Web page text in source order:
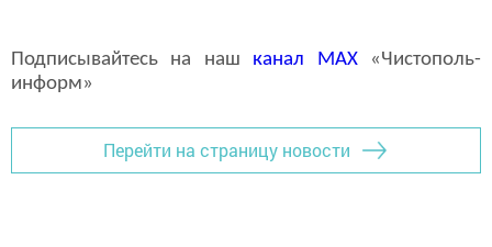
Подписывайтесь на наш канал MAX«Чистополь-
информ»
Перейти на страницу новости